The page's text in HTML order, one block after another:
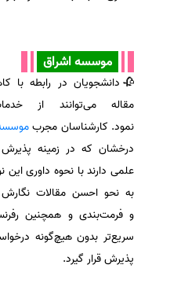
موسسه اشراق
🥀دانشجویان در رابطه
مقاله می‌توانند از
نمود. کارشناسان مجرب
درخشان که در زمینه
علمی دارند با نحوه داوری
به نحو احسن مقالات
و فرمت‌بندی و همچنین
سریع‌تر بدون هیچ‌گونه
پذیرش قرار گیرد.